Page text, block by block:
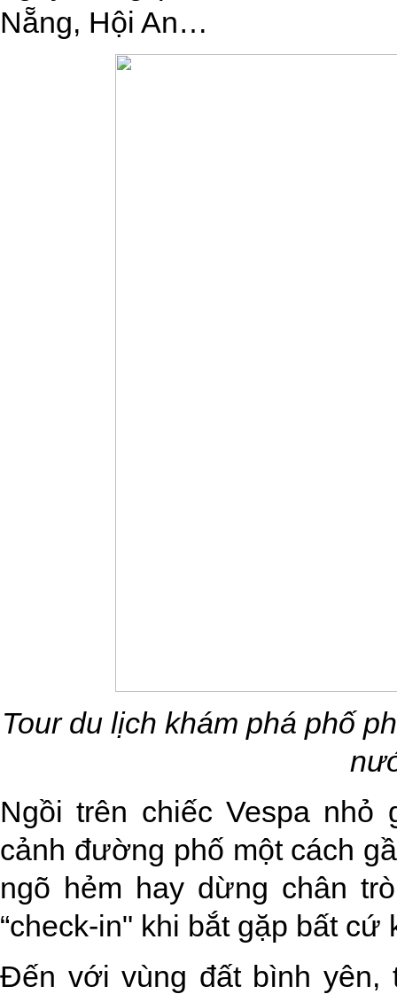
Nẵng, Hội An…
Tour du lịch khám phá phố
Ngồi trên chiếc Vespa nhỏ
cảnh đường phố một cách
ngõ hẻm hay dừng chân
“check-in" khi bắt gặp bất
Đến với vùng đất bình yên,